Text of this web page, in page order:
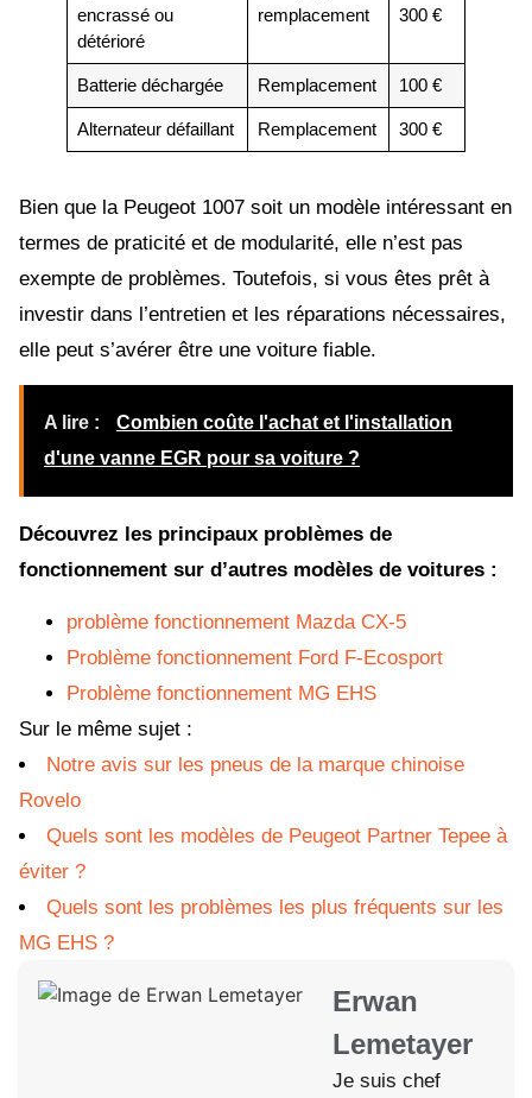
encrassé ou
détérioré
remplacement
300 €
Batterie déchargée Remplacement 100 €
Alternateur défaillant Remplacement 300 €
Bien que la Peugeot 1007 soit un modèle intéressant en
termes de praticité et de modularité, elle n’est pas
exempte de problèmes. Toutefois, si vous êtes prêt à
investir dans l’entretien et les réparations nécessaires,
elle peut s’avérer être une voiture fiable.
A lire :
Combien coûte l'achat et l'installation
d'une vanne EGR pour sa voiture ?
Découvrez les principaux problèmes de
fonctionnement sur d’autres modèles de voitures :
problème fonctionnement Mazda CX-5
Problème fonctionnement Ford F-Ecosport
Problème fonctionnement MG EHS
Sur le même sujet :
Notre avis sur les pneus de la marque chinoise
Rovelo
Quels sont les modèles de Peugeot Partner Tepee à
éviter ?
Quels sont les problèmes les plus fréquents sur les
MG EHS ?
Erwan
Lemetayer
Je suis chef